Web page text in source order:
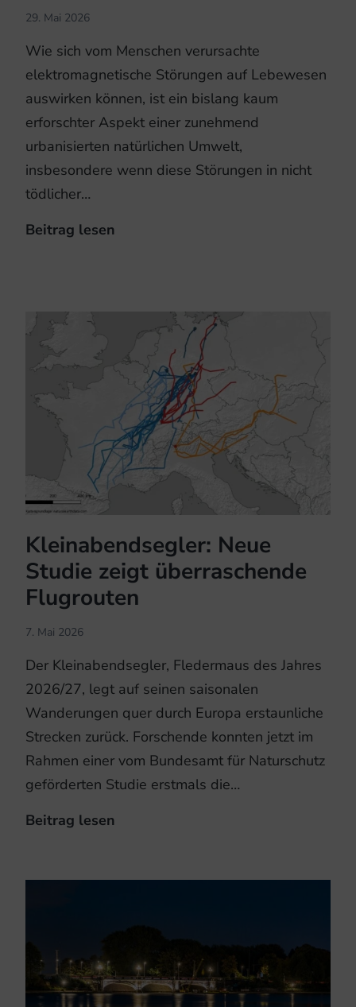
29. Mai 2026
Wie sich vom Menschen verursachte
elektromagnetische Störungen auf Lebewesen
auswirken können, ist ein bislang kaum
erforschter Aspekt einer zunehmend
urbanisierten natürlichen Umwelt,
insbesondere wenn diese Störungen in nicht
tödlicher…
Beitrag lesen
Orientierung
Kleinabendsegler: Neue
Studie zeigt überraschende
Flugrouten
7. Mai 2026
Der Kleinabendsegler, Fledermaus des Jahres
2026/27, legt auf seinen saisonalen
Wanderungen quer durch Europa erstaunliche
Strecken zurück. Forschende konnten jetzt im
Rahmen einer vom Bundesamt für Naturschutz
geförderten Studie erstmals die…
Beitrag lesen
Flugrouten